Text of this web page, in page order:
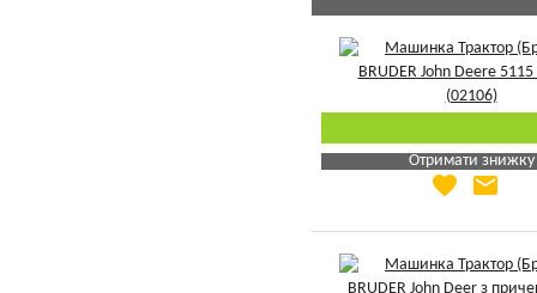
Отримати знижку
Яка Ваша ціна
favorite email